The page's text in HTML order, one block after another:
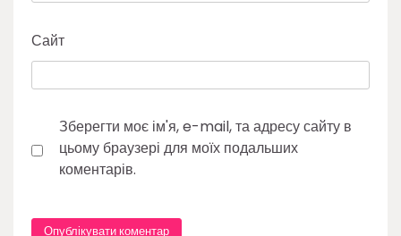
Сайт
Зберегти моє ім'я, e-mail, та адресу сайту в
цьому браузері для моїх подальших
коментарів.